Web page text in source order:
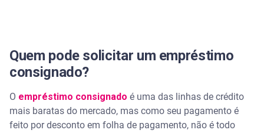
Quem pode solicitar um empréstimo
consignado?
O empréstimo consignado é uma das linhas de crédito
mais baratas do mercado, mas como seu pagamento é
feito por desconto em folha de pagamento, não é todo